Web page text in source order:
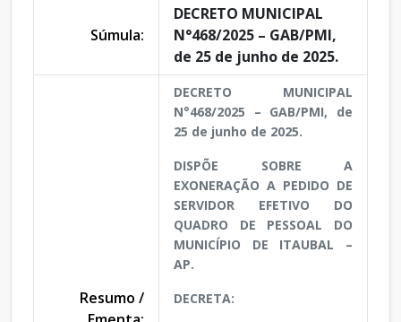
Súmula:
DECRETO MUNICIPAL
N°468/2025 – GAB/PMI,
de 25 de junho de 2025.
Resumo /
DECRETO MUNICIPAL
N°468/2025 – GAB/PMI, de
25 de junho de 2025.
DISPÕE SOBRE A
EXONERAÇÃO A PEDIDO DE
SERVIDOR EFETIVO DO
QUADRO DE PESSOAL DO
MUNICÍPIO DE ITAUBAL –
AP.
DECRETA: